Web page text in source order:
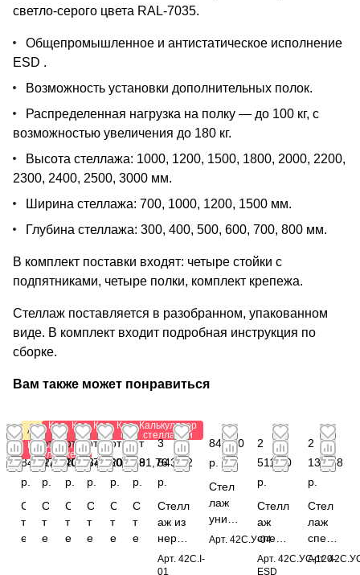
светло-серого цвета RAL-7035.
Общепромышленное и антистатическое исполнение
ESD .
Возможность установки дополнительных полок.
Распределенная нагрузка на полку — до 100 кг, с
возможностью увеличения до 180 кг.
Высота стеллажа: 1000, 1200, 1500, 1800, 2000, 2200,
2300, 2400, 2500, 3000 мм.
Ширина стеллажа: 700, 1000, 1200, 1500 мм.
Глубина стеллажа: 300, 400, 500, 600, 700, 800 мм.
В комплект поставки входят: четыре стойки с
подпятниками, четыре полки, комплект крепежа.
Стеллаж поставляется в разобранном, упакованном
виде. В комплект входит подробная инструкция по
сборке.
Вам также может понравиться
Акция
Калькулятор
стеллажей
от
84,72
р.
С
т
е
Калькулятор
стеллажей
от 1
376,40
р.
С
т
е
Калькулятор
стеллажей
от 1
203,84
р.
С
т
е
Калькулятор
стеллажей
от
573,60
р.
С
т
е
Калькулятор
стеллажей
от
206,88
р.
С
т
е
Калькулятор
стеллажей
от
191,76
р.
С
т
е
3
843,12
р.
Стелл
аж из
нержа
вающ
ей
Арт. 42C.I-
01
841,80
р.
Стел
лаж
униве
рсаль
Арт. 42С.У-04
2
511,60
р.
Стелл
аж
специ
альны
й
Арт. 42С.УС-120-
ESD
2
132,88
р.
Стел
лаж
спец
иаль
Арт.